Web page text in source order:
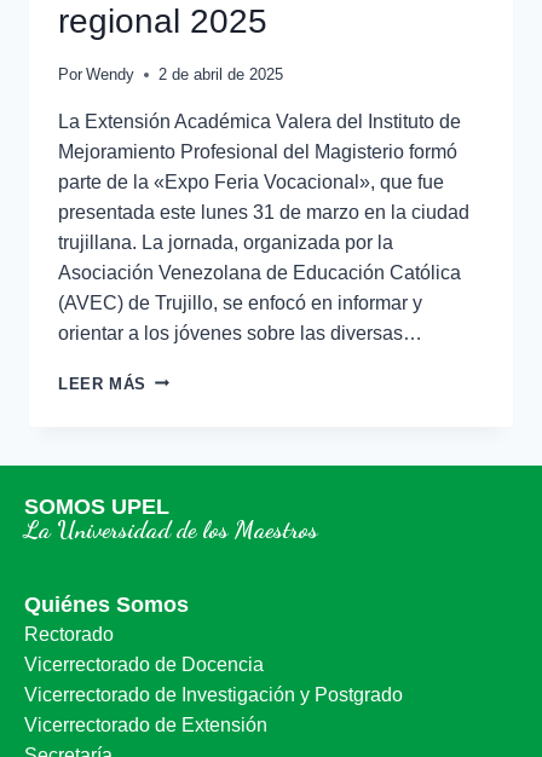
regional 2025
Por Wendy 2 de abril de 2025
La Extensión Académica Valera del Instituto de
Mejoramiento Profesional del Magisterio formó
parte de la «Expo Feria Vocacional», que fue
presentada este lunes 31 de marzo en la ciudad
trujillana. La jornada, organizada por la
Asociación Venezolana de Educación Católica
(AVEC) de Trujillo, se enfocó en informar y
orientar a los jóvenes sobre las diversas…
LEER MÁS
SOMOS UPEL
La Universidad de los Maestros
Quiénes Somos
Rectorado
Vicerrectorado de Docencia
Vicerrectorado de Investigación y Postgrado
Vicerrectorado de Extensión